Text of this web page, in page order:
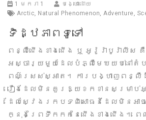
1 មករា 1
បង្ហោះដោយ
Arctic, Natural Phenomenon, Adventure,
ទិដ្ឋភាពទូទៅ
ពន្លឺជើងខាងជើង ឬ អូរ៉ូរ៉ាបូរ៉ាលីស
អស្ចារ្យមួយដែលបំភ្លឺមេឃយប់នៅតំ
ពណ៌ស្រស់ស្អាត។ ការបង្ហាញពន្លឺដ៏
រឿងដែលមិនគួរឱ្យខកខានសម្រាប់
ដែលស្វែងរកបទពិសោធន៍ដែលមិនអាច
ក្នុងព្រៃទឹកកកនៃជើងខាងជើង។ ពេ